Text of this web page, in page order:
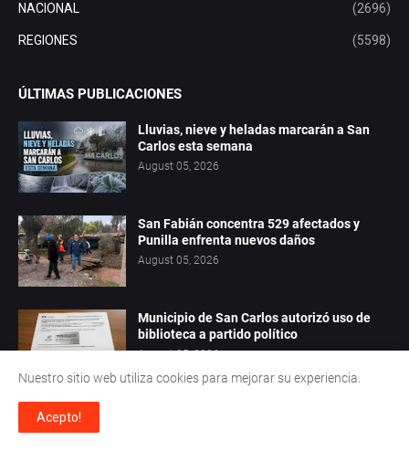
NACIONAL (2696)
REGIONES (5598)
ÚLTIMAS PUBLICACIONES
Lluvias, nieve y heladas marcarán a San
Carlos esta semana
August 05, 2026
San Fabián concentra 529 afectados y
Punilla enfrenta nuevos daños
August 05, 2026
Municipio de San Carlos autorizó uso de
biblioteca a partido político
August 05, 2026
LO MÁS LEÍDO
Nuestro sitio web utiliza cookies para mejorar su experiencia.
Acepto!